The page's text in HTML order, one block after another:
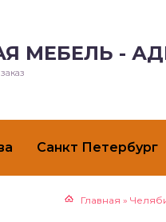
МЕБЕЛЬ -
Санкт Петербург
Главная »